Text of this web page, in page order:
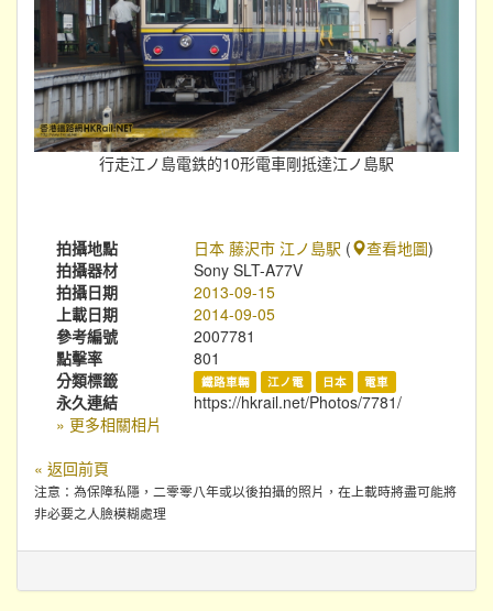
行走江ノ島電鉄的10形電車剛抵達江ノ島駅
拍攝地點 日本 藤沢市 江ノ島駅 ( 查看地圖)
拍攝器材
Sony SLT-A77V
拍攝日期
2013-09-15
上載日期
2014-09-05
參考編號
2007781
點擊率
801
分類標籤
鐵路車輛 江ノ電 日本 電車
永久連結
https://hkrail.net/Photos/7781/
» 更多相關相片
« 返回前頁
注意：為保障私隱，二零零八年或以後拍攝的照片，在上載時將盡可能將
非必要之人臉模糊處理